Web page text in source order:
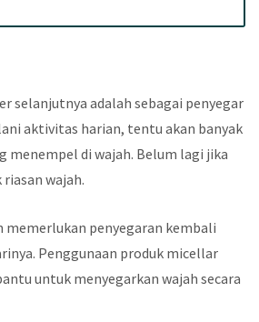
selanjutnya adalah sebagai penyegar
aktivitas harian, tentu akan banyak
menempel di wajah. Belum lagi jika
wajah.
memerlukan penyegaran kembali
Penggunaan produk micellar
untuk menyegarkan wajah secara